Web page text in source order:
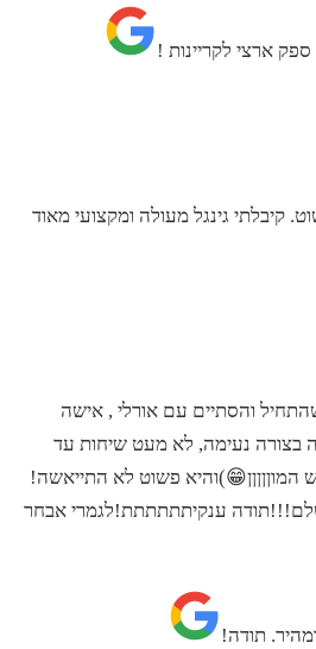
ארצי לקריינות !
קיבלתי גינגל מעולה ומקצועי מאוד
והסתיים עם אורלי , אישה
בצורה נעימה, לא מעט שיחות עד
המוןןןןן😁)והיא פשוט לא התייאשה!
ענקיתתתתתת!לגמרי אבחר
תודה!